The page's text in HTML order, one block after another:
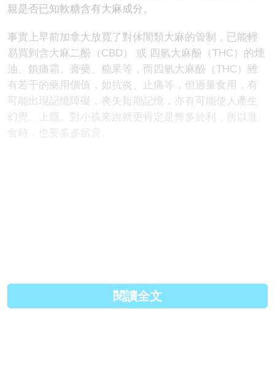
親是否已知軟糖含有大麻成分。
事實上早前加拿大放寬了對休閒類大麻的管制，已能輕
易買到含大麻二酚（CBD） 或 四氫大麻酚（THC）的煙
油、鎮痛霜、膏藥、糖果等，而四氫大麻酚（THC）雖
有若干的藥用價值，如抗炎、止痛等，但過量食用，有
可能出現記憶障礙，喪失短期記憶，亦有可能使人產生
幻覺、上癮。對小孩來說就更肯定是弊多於利，所以進
食時，也要多多留意。
閱讀全文